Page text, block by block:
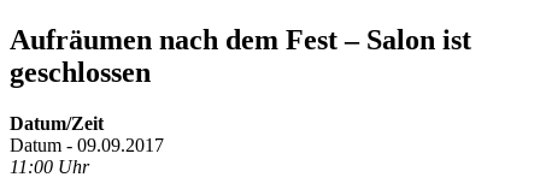
Aufräumen nach dem Fest – Salon ist
geschlossen
Datum/Zeit
Datum - 09.09.2017
11:00 Uhr